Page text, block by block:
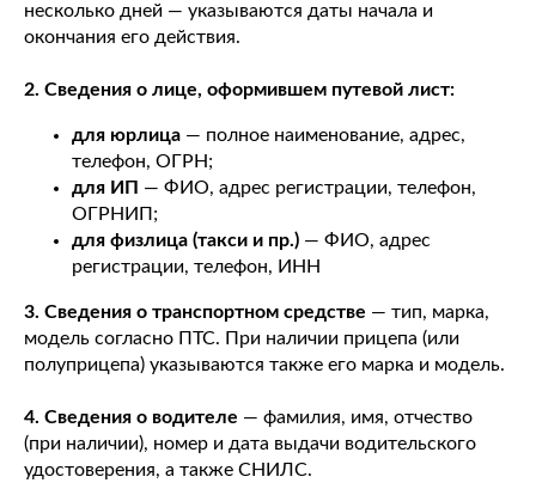
несколько дней — указываются даты начала и
окончания его действия.
2. Сведения о лице, оформившем путевой лист:
для юрлица — полное наименование, адрес,
телефон, ОГРН;
для ИП — ФИО, адрес регистрации, телефон,
ОГРНИП;
для физлица (такси и пр.) — ФИО, адрес
регистрации, телефон, ИНН
3. Сведения о транспортном средстве — тип, марка,
модель согласно ПТС. При наличии прицепа (или
полуприцепа) указываются также его марка и модель.
4. Сведения о водителе — фамилия, имя, отчество
(при наличии), номер и дата выдачи водительского
удостоверения, а также СНИЛС.